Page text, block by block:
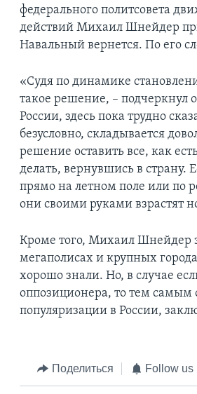
федерального политсовета
действий Михаил Шнейдер
Навальный вернется. По его
«Судя по динамике
такое решение, – подчеркнул
России, здесь пока трудно
безусловно, складывается
решение оставить все, как
делать, вернувшись в страну.
прямо на летном поле или по
они своими руками взрастят
Кроме того, Михаил Шнейдер
мегаполисах и крупных
хорошо знали. Но, в случае
оппозиционера, то тем самым
популяризации в России,
Поделиться Follow us